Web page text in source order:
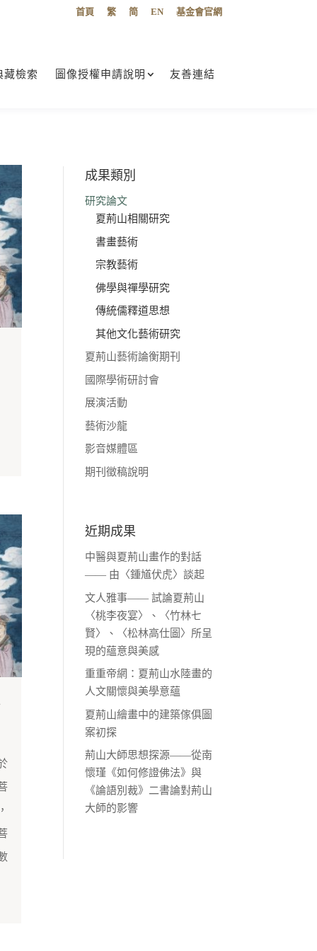
首頁 繁 简 EN 基金會官網
藏檢索 圖像授權申請說明 友善連結
成果類別
研究論文
夏荊山相關研究
書畫藝術
宗教藝術
佛學與禪學研究
傳統儒釋道思想
其他文化藝術研究
夏荊山藝術論衡期刊
國際學術研討會
展演活動
藝術沙龍
影音媒體區
期刊徵稿說明
近期成果
中醫與夏荊山畫作的對話
—— 由〈鍾馗伏虎〉談起
文人雅事—— 試論夏荊山
〈桃李夜宴〉、〈竹林七
賢〉、〈松林高仕圖〉所呈
現的蘊意與美感
重重帝網：夏荊山水陸畫的
人文關懷與美學意蘊
夏荊山繪畫中的建築傢俱圖
案初探
荊山大師思想探源——從南
懷瑾《如何修證佛法》與
《論語別裁》二書論對荊山
大師的影響